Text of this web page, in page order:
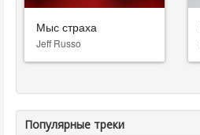
Мыс страха
Jeff Russo
Популярные треки